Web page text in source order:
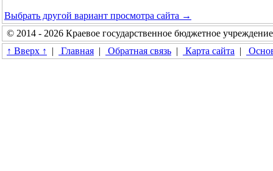
Выбрать другой вариант просмотра сайта →
© 2014 - 2026 Краевое государственное бюджетное
↑ Вверх ↑
| Главная | Обратная связь | Карта сайта |